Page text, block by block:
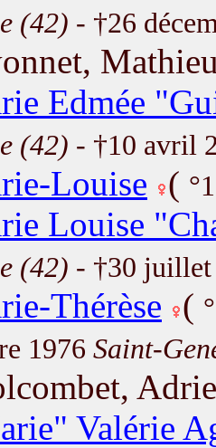
(42) - †26
Edmée
(42) - †10 avril
Louise (
Louise
(42) - †30
Thérèse (
1976 Saint-
Valérie